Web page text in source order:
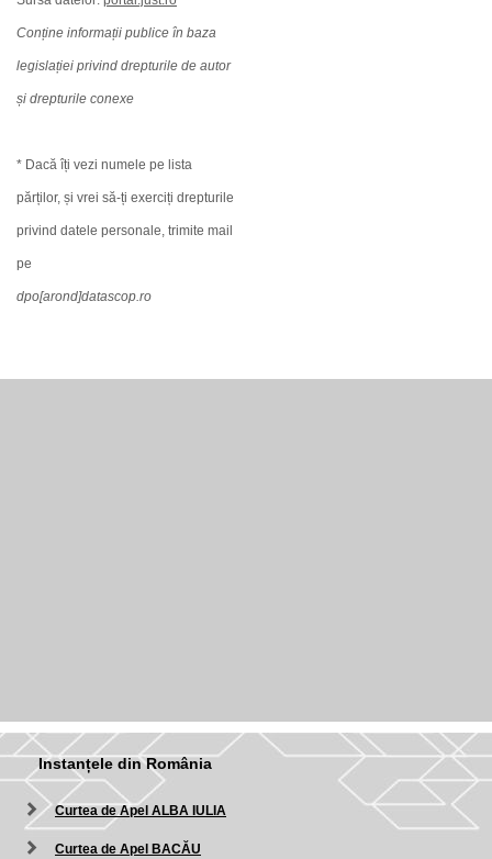
Conține informații publice în baza
legislației privind drepturile de autor
și drepturile conexe
* Dacă îți vezi numele pe lista
părților, și vrei să-ți exerciți drepturile
privind datele personale, trimite mail
pe
dpo[arond]datascop.ro
Instanțele din România
Curtea de Apel ALBA IULIA
Curtea de Apel BACĂU